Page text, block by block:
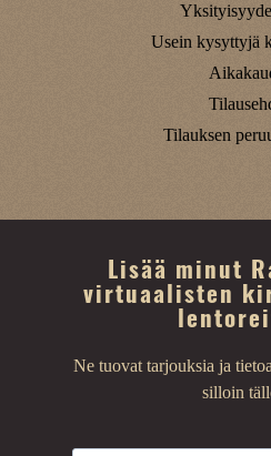
Usein kysyttyjä
Tilauksen
Lisää minut
virtuaalisten
Ne tuovat tarjouksia ja
silloin